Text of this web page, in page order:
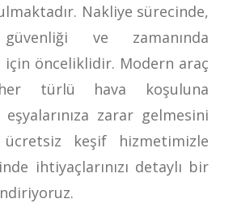
Nakliye sürecinde,
güvenliği ve zamanında
için önceliklidir. Modern araç
her türlü hava koşuluna
eşyalarınıza zarar gelmesini
ücretsiz keşif hizmetimizle
ihtiyaçlarınızı detaylı bir